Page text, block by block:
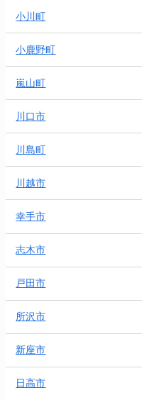
小川町
小鹿野町
嵐山町
川口市
川島町
川越市
幸手市
志木市
戸田市
所沢市
新座市
日高市